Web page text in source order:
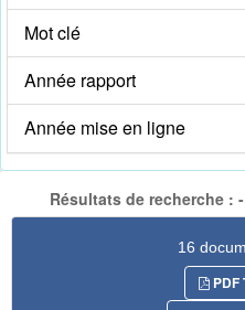
Mot clé
Année rapport
Année mise en ligne
Résultats de recherche :
16
PDF